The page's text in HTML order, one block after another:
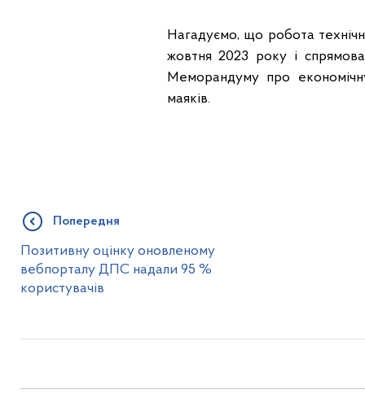
Нагадуємо, що робота
жовтня 2023 року і
Меморандуму про
маяків.
Попередня
Позитивну оцінку оновленому
вебпорталу ДПС надали 95 %
користувачів